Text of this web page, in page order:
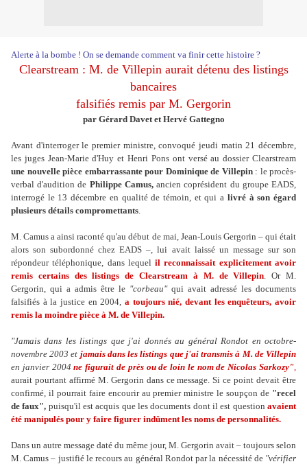
Alerte à la bombe ! On se demande comment va finir cette histoire ?
Clearstream : M. de Villepin aurait détenu des listings
bancaires
falsifiés remis par M. Gergorin
par Gérard Davet et Hervé Gattegno
Avant d'interroger le premier ministre, convoqué jeudi matin 21 décembre,
les juges Jean-Marie d'Huy et Henri Pons ont versé au dossier Clearstream
une nouvelle pièce embarrassante pour Dominique de Villepin: le procès-
verbal d'audition de Philippe Camus,ancien coprésident du groupe EADS,
interrogé le 13 décembre en qualité de témoin, et qui a livré à son égard
plusieurs détails compromettants.
M. Camus a ainsi raconté qu'au début de mai, Jean-Louis Gergorin – qui était
alors son subordonné chez EADS –, lui avait laissé un message sur son
répondeur téléphonique, dans lequelil reconnaissait explicitement avoir
remis certains des listings de Clearstream à M. de Villepin. Or M.
Gergorin, qui a admis être le "corbeau"qui avait adressé les documents
falsifiés à la justice en 2004, a toujours nié, devant les enquêteurs, avoir
remis la moindre pièce à M. de Villepin.
"Jamais dans les listings que j'ai donnés au général Rondot en octobre-
novembre 2003 et jamais dans les listings que j'ai transmis à M. de Villepin
en janvier 2004 ne figurait de près ou de loin le nom de Nicolas Sarkozy",
aurait pourtant affirmé M. Gergorin dans ce message. Si ce point devait être
confirmé, il pourrait faire encourir au premier ministre le soupçon de "recel
de faux", puisqu'il est acquis que les documents dont il est question avaient
été manipulés pour y faire figurer indûment les noms de personnalités.
Dans un autre message daté du même jour, M. Gergorin avait – toujours selon
M. Camus – justifié le recours au général Rondot par la nécessité de "vérifier